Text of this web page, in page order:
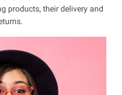
products, their delivery and